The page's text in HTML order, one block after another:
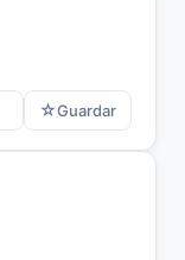
☆Guardar